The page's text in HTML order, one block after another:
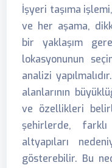
İşyeri taşıma
ve her aşama,
bir yaklaşım
lokasyonunun
analizi
alanlarının
ve özellikleri
şehirlerde,
altyapıları
gösterebilir. Bu